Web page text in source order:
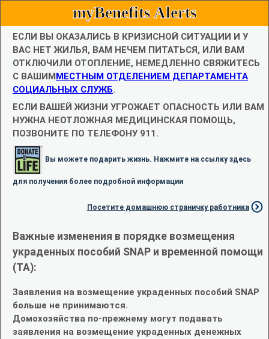
myBenefits Alerts
ЕСЛИ ВЫ ОКАЗАЛИСЬ В КРИЗИСНОЙ СИТУАЦИИ И У
ВАС НЕТ ЖИЛЬЯ, ВАМ НЕЧЕМ ПИТАТЬСЯ, ИЛИ ВАМ
ОТКЛЮЧИЛИ ОТОПЛЕНИЕ, НЕМЕДЛЕННО СВЯЖИТЕСЬ
С ВАШИММЕСТНЫМ ОТДЕЛЕНИЕМ ДЕПАРТАМЕНТА
СОЦИАЛЬНЫХ СЛУЖБ.
ЕСЛИ ВАШЕЙ ЖИЗНИ УГРОЖАЕТ ОПАСНОСТЬ ИЛИ ВАМ
НУЖНА НЕОТЛОЖНАЯ МЕДИЦИНСКАЯ ПОМОЩЬ,
ПОЗВОНИТЕ ПО ТЕЛЕФОНУ 911.
Вы можете подарить жизнь. Нажмите на ссылку здесь
для получения более подробной информации
Посетите домашнюю страничку работника
Важные изменения в порядке возмещения
украденных пособий SNAP и временной помощи
(TA):
Заявления на возмещение украденных пособий SNAP
больше не принимаются.
Домохозяйства по-прежнему могут подавать
заявления на возмещение украденных денежных